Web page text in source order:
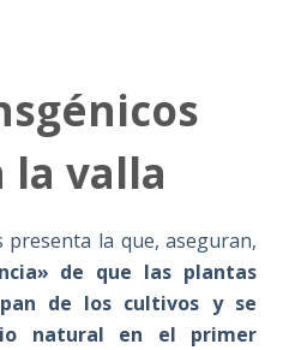
la valla
presenta la que, aseguran,
de que las plantas
de los cultivos y se
natural en el primer